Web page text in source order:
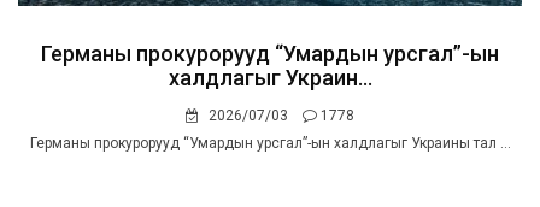
Германы прокурорууд “Умардын урсгал”-ын
халдлагыг Украин...
2026/07/03
1778
Германы прокурорууд “Умардын урсгал”-ын халдлагыг Украины тал ...